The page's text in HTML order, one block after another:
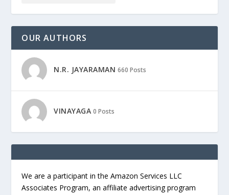
OUR AUTHORS
N.R. JAYARAMAN 660 Posts
VINAYAGA 0 Posts
We are a participant in the Amazon Services LLC
Associates Program, an affiliate advertising program